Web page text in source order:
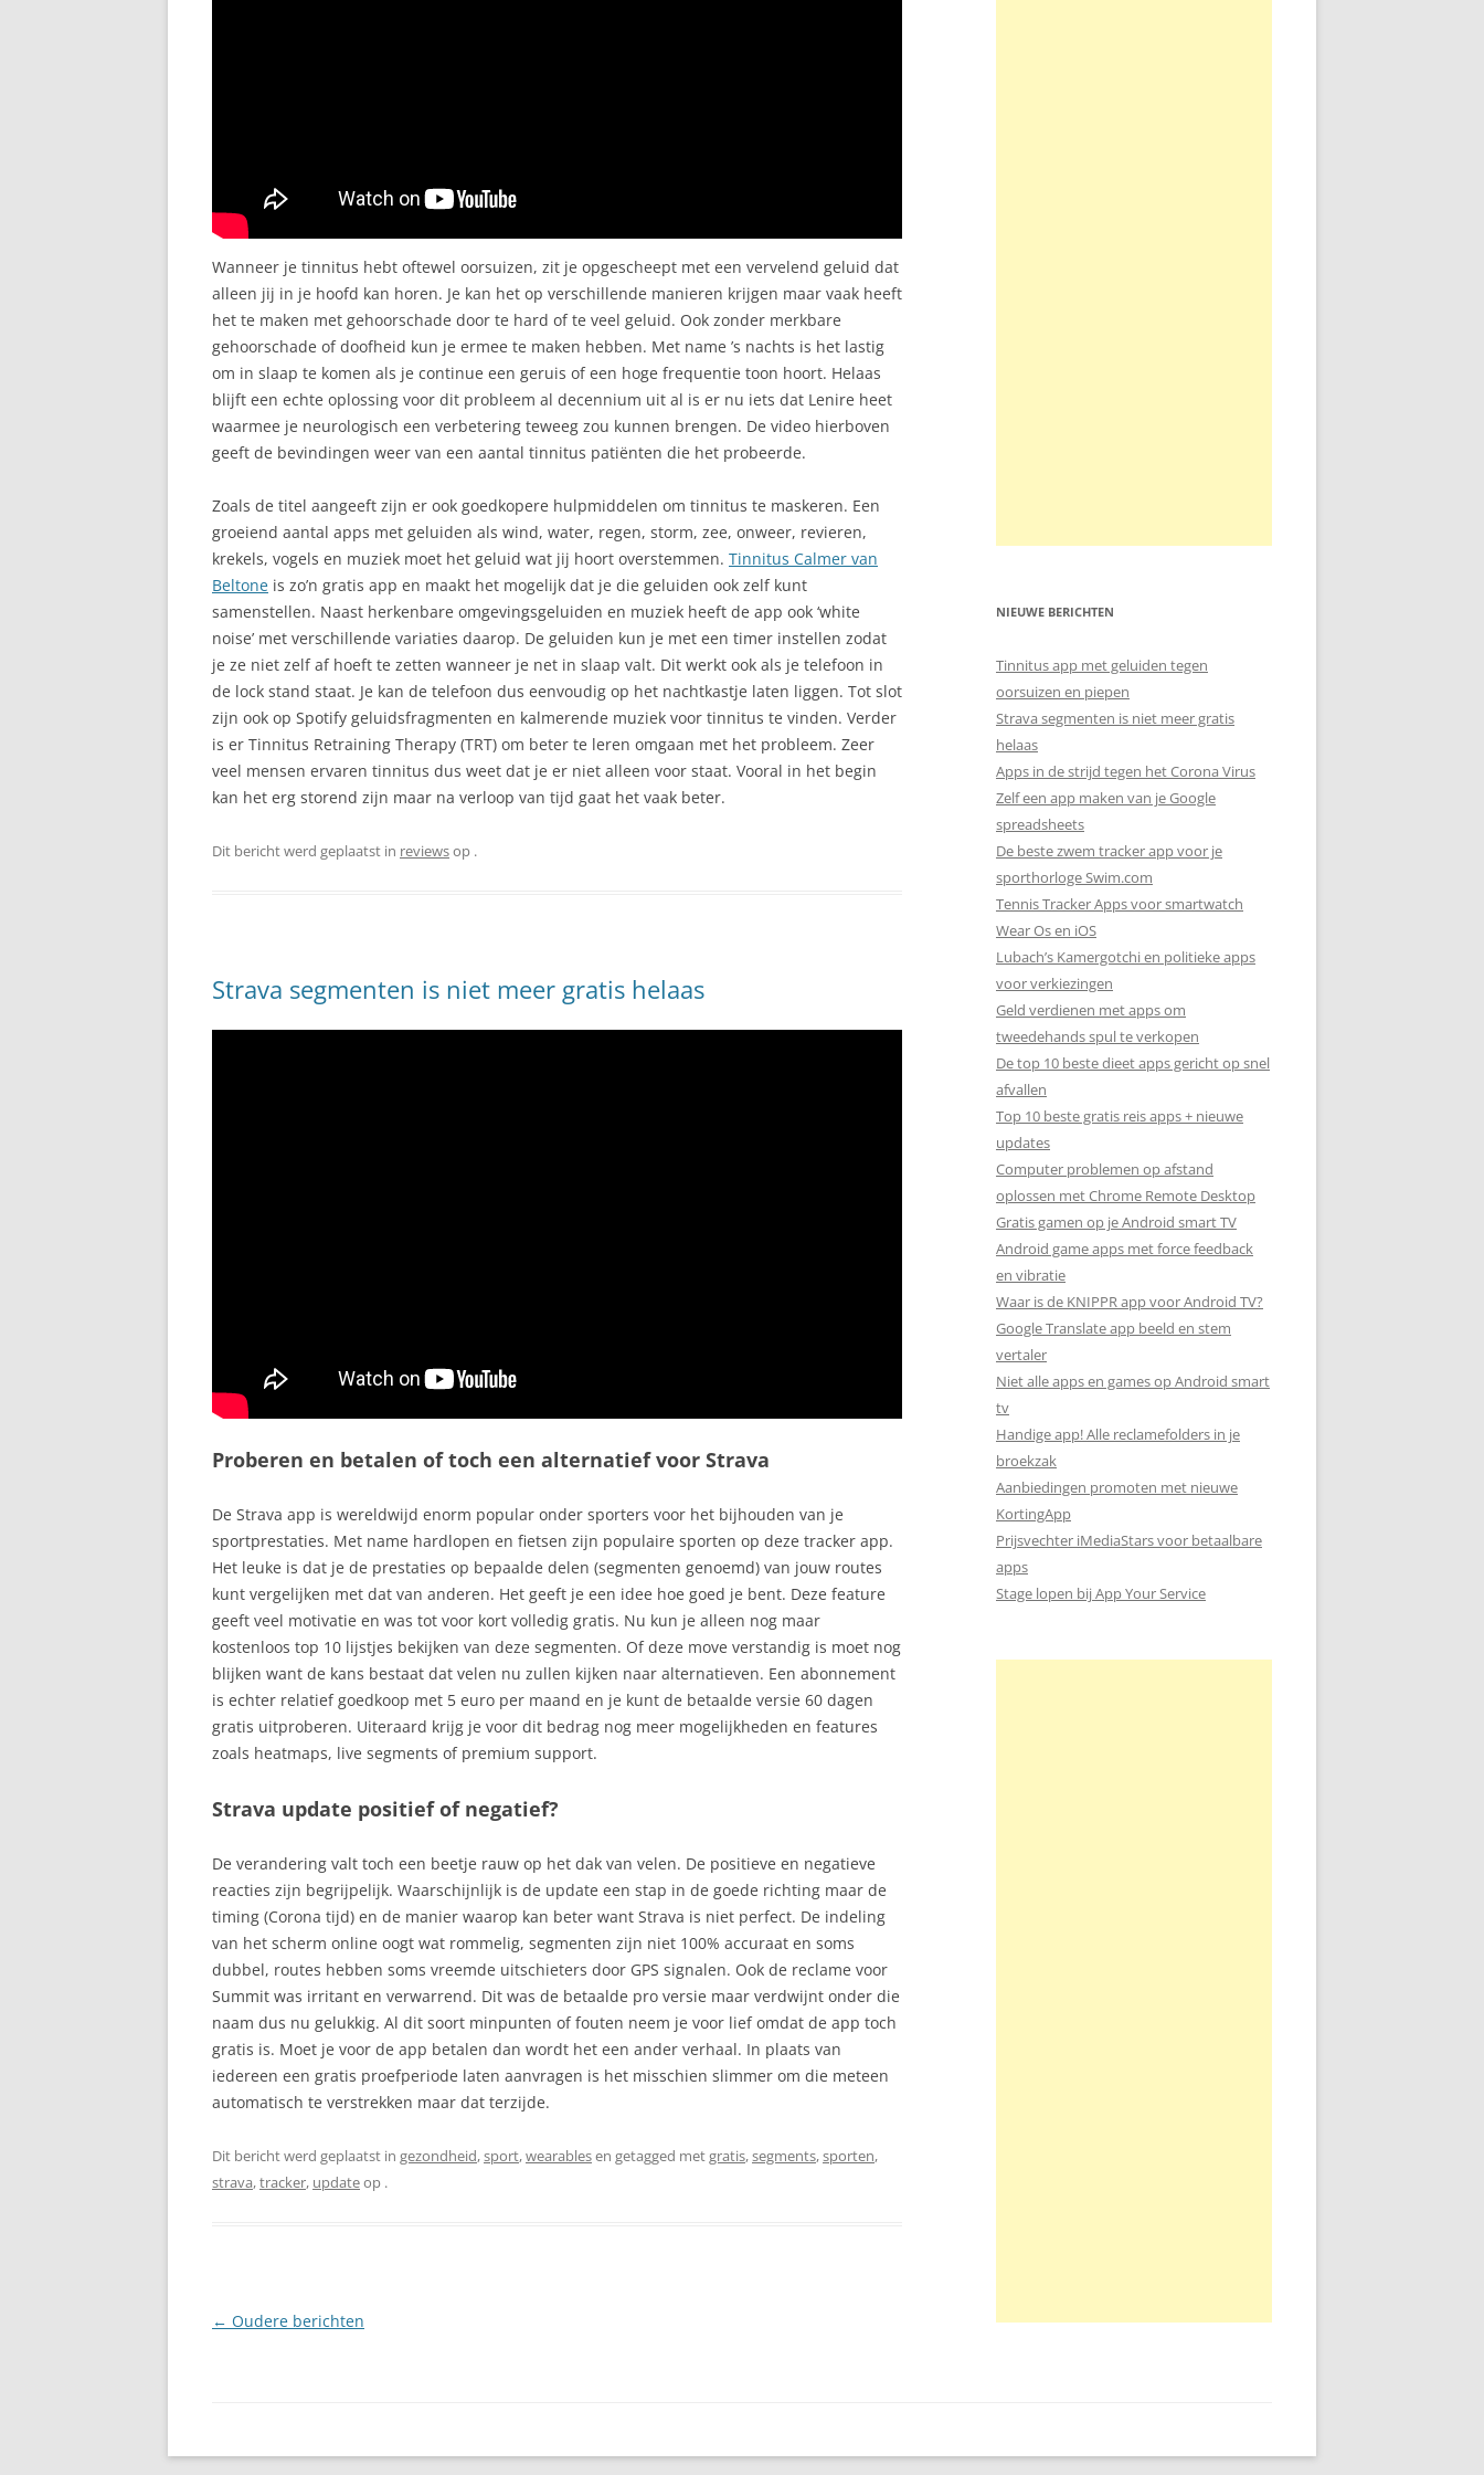
Wanneer je tinnitus hebt oftewel oorsuizen, zit je opgescheept met een vervelend geluid dat
alleen jij in je hoofd kan horen. Je kan het op verschillende manieren krijgen maar vaak heeft
het te maken met gehoorschade door te hard of te veel geluid. Ook zonder merkbare
gehoorschade of doofheid kun je ermee te maken hebben. Met name ’s nachts is het lastig
om in slaap te komen als je continue een geruis of een hoge frequentie toon hoort. Helaas
blijft een echte oplossing voor dit probleem al decennium uit al is er nu iets dat Lenire heet
waarmee je neurologisch een verbetering teweeg zou kunnen brengen. De video hierboven
geeft de bevindingen weer van een aantal tinnitus patiënten die het probeerde.
Zoals de titel aangeeft zijn er ook goedkopere hulpmiddelen om tinnitus te maskeren. Een
groeiend aantal apps met geluiden als wind, water, regen, storm, zee, onweer, revieren,
krekels, vogels en muziek moet het geluid wat jij hoort overstemmen. Tinnitus Calmer van
Beltone is zo’n gratis app en maakt het mogelijk dat je die geluiden ook zelf kunt
samenstellen. Naast herkenbare omgevingsgeluiden en muziek heeft de app ook ‘white
noise’ met verschillende variaties daarop. De geluiden kun je met een timer instellen zodat
je ze niet zelf af hoeft te zetten wanneer je net in slaap valt. Dit werkt ook als je telefoon in
de lock stand staat. Je kan de telefoon dus eenvoudig op het nachtkastje laten liggen. Tot slot
zijn ook op Spotify geluidsfragmenten en kalmerende muziek voor tinnitus te vinden. Verder
is er Tinnitus Retraining Therapy (TRT) om beter te leren omgaan met het probleem. Zeer
veel mensen ervaren tinnitus dus weet dat je er niet alleen voor staat. Vooral in het begin
kan het erg storend zijn maar na verloop van tijd gaat het vaak beter.
Dit bericht werd geplaatst in reviewsop .
Strava segmenten is niet meer gratis helaas
Proberen en betalen of toch een alternatief voor Strava
De Strava app is wereldwijd enorm popular onder sporters voor het bijhouden van je
sportprestaties. Met name hardlopen en fietsen zijn populaire sporten op deze tracker app.
Het leuke is dat je de prestaties op bepaalde delen (segmenten genoemd) van jouw routes
kunt vergelijken met dat van anderen. Het geeft je een idee hoe goed je bent. Deze feature
geeft veel motivatie en was tot voor kort volledig gratis. Nu kun je alleen nog maar
kostenloos top 10 lijstjes bekijken van deze segmenten. Of deze move verstandig is moet nog
blijken want de kans bestaat dat velen nu zullen kijken naar alternatieven. Een abonnement
is echter relatief goedkoop met 5 euro per maand en je kunt de betaalde versie 60 dagen
gratis uitproberen. Uiteraard krijg je voor dit bedrag nog meer mogelijkheden en features
zoals heatmaps, live segments of premium support.
Strava update positief of negatief?
De verandering valt toch een beetje rauw op het dak van velen. De positieve en negatieve
reacties zijn begrijpelijk. Waarschijnlijk is de update een stap in de goede richting maar de
timing (Corona tijd) en de manier waarop kan beter want Strava is niet perfect. De indeling
van het scherm online oogt wat rommelig, segmenten zijn niet 100% accuraat en soms
dubbel, routes hebben soms vreemde uitschieters door GPS signalen. Ook de reclame voor
Summit was irritant en verwarrend. Dit was de betaalde pro versie maar verdwijnt onder die
naam dus nu gelukkig. Al dit soort minpunten of fouten neem je voor lief omdat de app toch
gratis is. Moet je voor de app betalen dan wordt het een ander verhaal. In plaats van
iedereen een gratis proefperiode laten aanvragen is het misschien slimmer om die meteen
automatisch te verstrekken maar dat terzijde.
Dit bericht werd geplaatst in gezondheid,sport,wearablesen getagged metgratis,segments,sporten,
strava,tracker, updateop .
Berichtnavigatie
← Oudere berichten
NIEUWE BERICHTEN
Tinnitus app met geluiden tegen
oorsuizen en piepen
Strava segmenten is niet meer gratis
helaas
Apps in de strijd tegen het Corona Virus
Zelf een app maken van je Google
spreadsheets
De beste zwem tracker app voor je
sporthorloge Swim.com
Tennis Tracker Apps voor smartwatch
Wear Os en iOS
Lubach’s Kamergotchi en politieke apps
voor verkiezingen
Geld verdienen met apps om
tweedehands spul te verkopen
De top 10 beste dieet apps gericht op snel
afvallen
Top 10 beste gratis reis apps + nieuwe
updates
Computer problemen op afstand
oplossen met Chrome Remote Desktop
Gratis gamen op je Android smart TV
Android game apps met force feedback
en vibratie
Waar is de KNIPPR app voor Android TV?
Google Translate app beeld en stem
vertaler
Niet alle apps en games op Android smart
tv
Handige app! Alle reclamefolders in je
broekzak
Aanbiedingen promoten met nieuwe
KortingApp
Prijsvechter iMediaStars voor betaalbare
apps
Stage lopen bij App Your Service